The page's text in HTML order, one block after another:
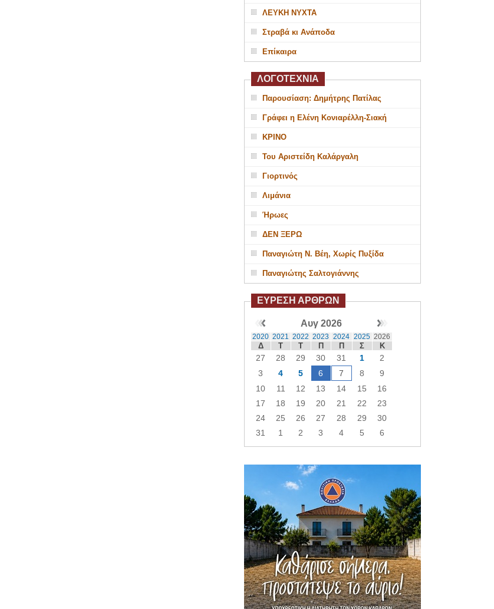
ΛΕΥΚΗ ΝΥΧΤΑ
Στραβά κι Ανάποδα
Επίκαιρα
ΛΟΓΟΤΕΧΝΙΑ
Παρουσίαση: Δημήτρης Πατίλας
Γράφει η Ελένη Κονιαρέλλη-Σιακή
ΚΡΙΝΟ
Του Αριστείδη Καλάργαλη
Γιορτινός
Λιμάνια
Ήρωες
ΔΕΝ ΞΕΡΩ
Παναγιώτη Ν. Βέη, Χωρίς Πυξίδα
Παναγιώτης Σαλτογιάννης
ΕΥΡΕΣΗ ΑΡΘΡΩΝ
Αυγ 2026
2020 2021 2022 2023 2024 2025 2026
Δ Τ Τ Π Π Σ Κ
27 28 29 30 31 1
2
3
4 5 6 7 8
9
10
11 12 13 14 15
16
17
18 19 20 21 22
23
24
25 26 27 28 29
30
31
1 2 3 4 5 6